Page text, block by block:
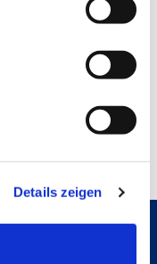
Details zeigen